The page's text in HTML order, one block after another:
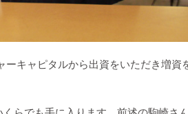
キャピタルから出資をいただき増資